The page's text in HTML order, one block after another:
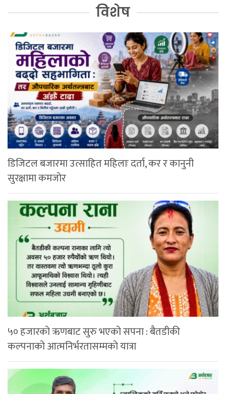
विशेष
डिजिटल बजारमा उत्साहित महिलाः दर्ता, कर र कानुनी
सुरक्षामा कमजोर
५० हजारको ऋणबाट सुरु भएको सपना : बैतडीकी
कल्पनाको आत्मनिर्भरतासम्मको यात्रा